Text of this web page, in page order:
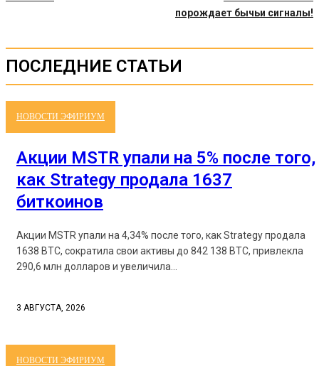
порождает бычьи сигналы!
ПОСЛЕДНИЕ СТАТЬИ
НОВОСТИ ЭФИРИУМ
Акции MSTR упали на 5% после того,
как Strategy продала 1637
биткоинов
Акции MSTR упали на 4,34% после того, как Strategy продала
1638 BTC, сократила свои активы до 842 138 BTC, привлекла
290,6 млн долларов и увеличила...
3 АВГУСТА, 2026
НОВОСТИ ЭФИРИУМ